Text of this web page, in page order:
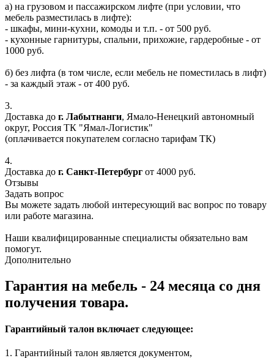
а) на грузовом и пассажирском лифте (при условии, что
мебель разместилась в лифте):
- шкафы, мини-кухни, комоды и т.п. - от 500 руб.
- кухонные гарнитуры, спальни, прихожие, гардеробные - от
1000 руб.
б) без лифта (в том числе, если мебель не поместилась в лифт)
- за каждый этаж - от 400 руб.
3.
Доставка до г. Лабытнанги, Ямало-Ненецкий автономный
округ, Россия ТК "Ямал-Логистик"
(оплачивается покупателем согласно тарифам ТК)
4.
Доставка до г. Санкт-Петербург от 4000 руб.
Отзывы
Задать вопрос
Вы можете задать любой интересующий вас вопрос по товару
или работе магазина.
Наши квалифицированные специалисты обязательно вам
помогут.
Дополнительно
Гарантия на мебель - 24 месяца со дня
получения товара.
Гарантийный талон включает следующее:
1. Гарантийный талон является документом,